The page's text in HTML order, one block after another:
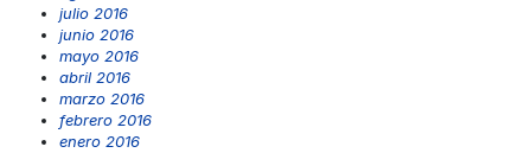
julio 2016
junio 2016
mayo 2016
abril 2016
marzo 2016
febrero 2016
enero 2016